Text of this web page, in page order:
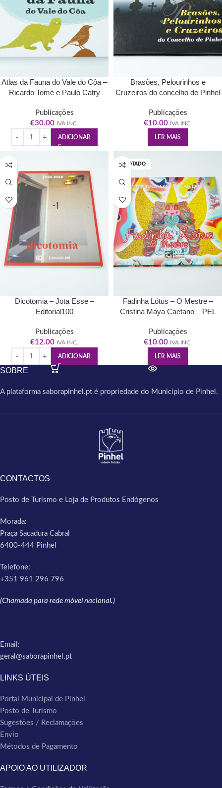
Atlas da Fauna do Vale do Côa –
Ricardo Tomé e Paulo Catry
Publicações
€30.00 IVA INC.
ADICIONAR
Brasões, Pelourinhos e
Cruzeiros do concelho de Pinhel
Monteiro, Ricardo Capelo –
Município de Pinhel
Publicações
€10.00 IVA INC.
LER MAIS
Dicotomia – Jota Esse –
Editorial100
Publicações
€12.00 IVA INC.
ADICIONAR
ESGOTADO
Fadinha Lótus – O Mestre –
Cristina Maya Caetano – PEL
2012
Publicações
€10.00 IVA INC.
LER MAIS
SOBRE
A plataforma saborapinhel.pt é propriedade do Município de Pinhel.
CONTACTOS
Posto de Turismo e Loja de Produtos Endógenos
Morada:
Praça Sacadura Cabral
6400-444 Pinhel
Telefone:
+351 961 296 796
(Chamada para rede móvel nacional.)
Email:
geral@saborapinhel.pt
LINKS ÚTEIS
Portal Municipal de Pinhel
Posto de Turismo
Sugestões / Reclamações
Envio
Métodos de Pagamento
APOIO AO UTILIZADOR